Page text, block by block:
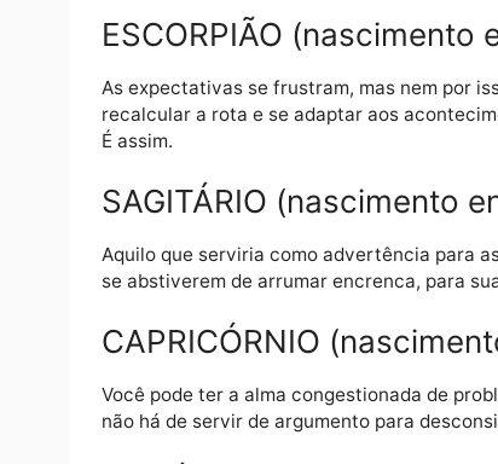
Ideal seria que as pessoas
atento.
LIBRA (nascimento
As visões magníficas que
o mundo está congestionado, e no
promessas!
ESCORPIÃO
As expectativas se frustram, mas nem
recalcular a rota e se adaptar aos